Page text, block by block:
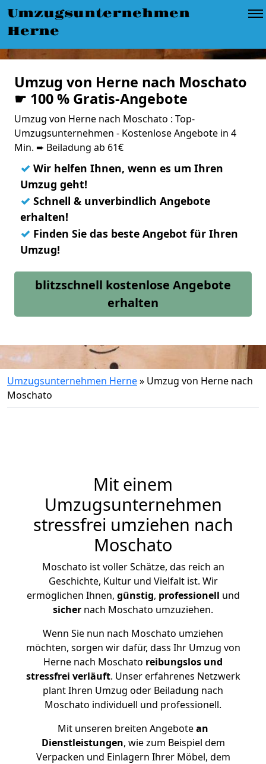
Umzugsunternehmen
Herne
Umzug von Herne nach Moschato
☛ 100 % Gratis-Angebote
Umzug von Herne nach Moschato : Top-
Umzugsunternehmen - Kostenlose Angebote in 4
Min. ➨ Beiladung ab 61€
✓ Wir helfen Ihnen, wenn es um Ihren
Umzug geht!
✓ Schnell & unverbindlich Angebote
erhalten!
✓ Finden Sie das beste Angebot für Ihren
Umzug!
blitzschnell kostenlose Angebote
erhalten
Umzugsunternehmen Herne» Umzug von Herne nach
Moschato
Mit einem
Umzugsunternehmen
stressfrei umziehen nach
Moschato
Moschato ist voller Schätze, das reich an
Geschichte, Kultur und Vielfalt ist. Wir
ermöglichen Ihnen, günstig, professionell und
sicher nach Moschato umzuziehen.
Wenn Sie nun nach Moschato umziehen
möchten, sorgen wir dafür, dass Ihr Umzug von
Herne nach Moschato reibungslos und
stressfrei verläuft. Unser erfahrenes Netzwerk
plant Ihren Umzug oder Beiladung nach
Moschato individuell und professionell.
Mit unseren breiten Angebotean
Dienstleistungen, wie zum Beispiel dem
Verpacken und Einlagern Ihrer Möbel, dem